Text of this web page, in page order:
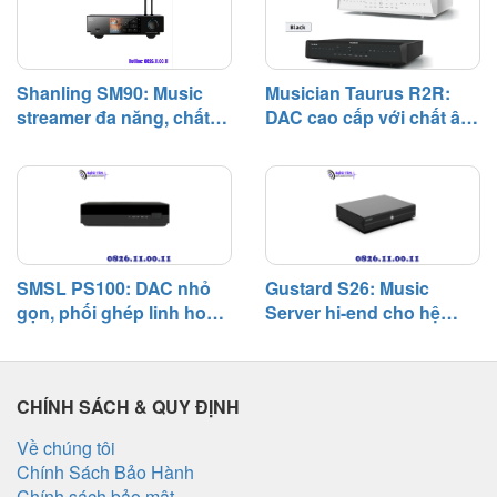
nghiệm thực tế, chính khả năng
phối ghép rộng và chất âm cân
bằng là hai yếu tố khiến SM90
trở thành một lựa chọn đáng chú
ý trong phân khúc network
Shanling SM90: Music
streamer đa năng, chất
phối ghép linh hoạt
Musician Taurus R2R:
DAC cao cấp với chất âm
năng phối ghép rộng
SMSL PS100: DAC nhỏ
gọn, phối ghép linh hoạt,
hệ thống phổ thông
Gustard S26: Music
Server hi-end cho hệ
độ tĩnh và khả năng phối
CHÍNH SÁCH & QUY ĐỊNH
Về chúng tôi
Chính Sách Bảo Hành